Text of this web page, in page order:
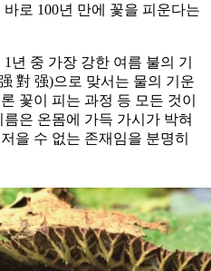
로 100년 만에 꽃을 피운다는
년 중 가장 강한 여름 불의 기
對 强)으로 맞서는 물의 기운
꽃이 피는 과정 등 모든 것이
은 온몸에 가득 가시가 박혀
을 수 없는 존재임을 분명히